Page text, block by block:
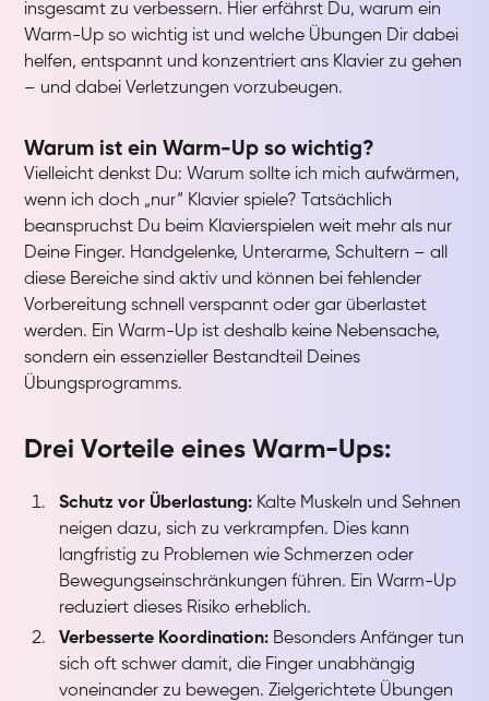
insgesamt zu verbessern. Hier erfährst Du, warum ein
Warm-Up so wichtig ist und welche Übungen Dir dabei
helfen, entspannt und konzentriert ans Klavier zu gehen
– und dabei Verletzungen vorzubeugen.
Warum ist ein Warm-Up so wichtig?
Vielleicht denkst Du: Warum sollte ich mich aufwärmen,
wenn ich doch „nur“ Klavier spiele? Tatsächlich
beanspruchst Du beim Klavierspielen weit mehr als nur
Deine Finger. Handgelenke, Unterarme, Schultern – all
diese Bereiche sind aktiv und können bei fehlender
Vorbereitung schnell verspannt oder gar überlastet
werden. Ein Warm-Up ist deshalb keine Nebensache,
sondern ein essenzieller Bestandteil Deines
Übungsprogramms.
Drei Vorteile eines Warm-Ups:
Schutz vor Überlastung: Kalte Muskeln und Sehnen
neigen dazu, sich zu verkrampfen. Dies kann
langfristig zu Problemen wie Schmerzen oder
Bewegungseinschränkungen führen. Ein Warm-Up
reduziert dieses Risiko erheblich.
Verbesserte Koordination: Besonders Anfänger tun
sich oft schwer damit, die Finger unabhängig
voneinander zu bewegen. Zielgerichtete Übungen